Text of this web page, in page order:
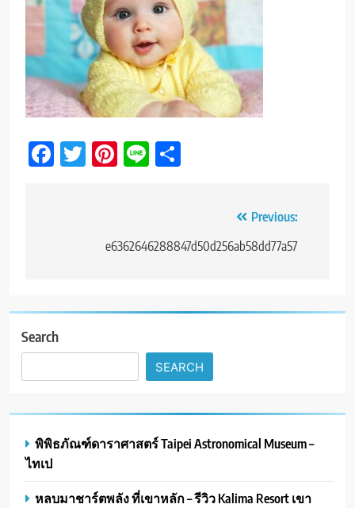
Facebook
TwitterPinterest
Line
navigation
Previous:
e6362646288847d50d256ab58dd77a57
Search
SEARCH
พิพิธภัณฑ์ดาราศาสตร์ Taipei Astronomical Museum –
ไทเป
หลบมาชาร์ตพลัง ที่เขาหลัก – รีวิว Kalima Resort เขา